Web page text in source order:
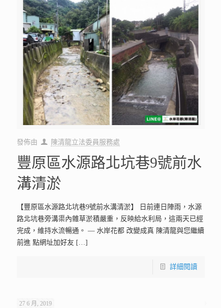
發佈由 陳清龍立法委員服務處
豐原區水源路北坑巷9號前水
溝清淤
【豐原區水源路北坑巷9號前水溝清淤】 日前連日陣雨，水源
路北坑巷旁溝渠內雜草淤積嚴重，反映給水利局，這兩天已經
完成，維持水流暢通。 — 水岸花都 改變成真 陳清龍與您繼續
前進 點網址加好友 […]
詳細閱讀
27 6 月, 2019